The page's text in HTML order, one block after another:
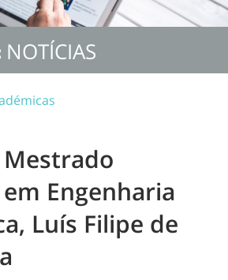
NOTÍCIAS
Engenharia
Luís Filipe de